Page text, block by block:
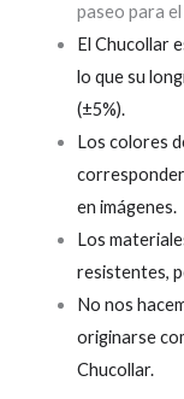
paseo para el
El Chucollar
lo que su
(±5%).
Los colores
en imágenes.
Los
resistentes,
No nos
originarse
Chucollar.